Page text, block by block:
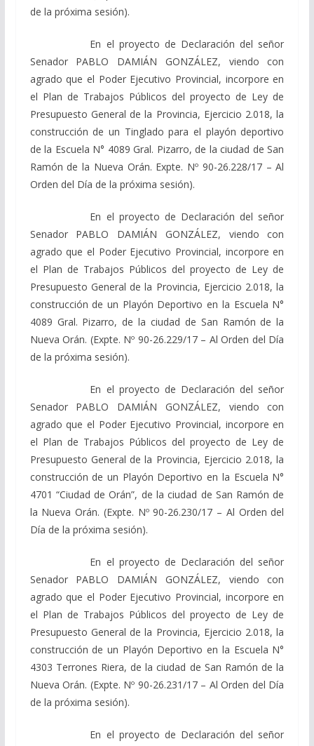
de la próxima sesión).
En el proyecto de Declaración del señor
Senador PABLO DAMIÁN GONZÁLEZ, viendo con
agrado que el Poder Ejecutivo Provincial, incorpore en
el Plan de Trabajos Públicos del proyecto de Ley de
Presupuesto General de la Provincia, Ejercicio 2.018, la
construcción de un Tinglado para el playón deportivo
de la Escuela N° 4089 Gral. Pizarro, de la ciudad de San
Ramón de la Nueva Orán. Expte. Nº 90-26.228/17 – Al
Orden del Día de la próxima sesión).
En el proyecto de Declaración del señor
Senador PABLO DAMIÁN GONZÁLEZ, viendo con
agrado que el Poder Ejecutivo Provincial, incorpore en
el Plan de Trabajos Públicos del proyecto de Ley de
Presupuesto General de la Provincia, Ejercicio 2.018, la
construcción de un Playón Deportivo en la Escuela N°
4089 Gral. Pizarro, de la ciudad de San Ramón de la
Nueva Orán. (Expte. Nº 90-26.229/17 – Al Orden del Día
de la próxima sesión).
En el proyecto de Declaración del señor
Senador PABLO DAMIÁN GONZÁLEZ, viendo con
agrado que el Poder Ejecutivo Provincial, incorpore en
el Plan de Trabajos Públicos del proyecto de Ley de
Presupuesto General de la Provincia, Ejercicio 2.018, la
construcción de un Playón Deportivo en la Escuela N°
4701 “Ciudad de Orán”, de la ciudad de San Ramón de
la Nueva Orán. (Expte. Nº 90-26.230/17 – Al Orden del
Día de la próxima sesión).
En el proyecto de Declaración del señor
Senador PABLO DAMIÁN GONZÁLEZ, viendo con
agrado que el Poder Ejecutivo Provincial, incorpore en
el Plan de Trabajos Públicos del proyecto de Ley de
Presupuesto General de la Provincia, Ejercicio 2.018, la
construcción de un Playón Deportivo en la Escuela N°
4303 Terrones Riera, de la ciudad de San Ramón de la
Nueva Orán. (Expte. Nº 90-26.231/17 – Al Orden del Día
de la próxima sesión).
En el proyecto de Declaración del señor